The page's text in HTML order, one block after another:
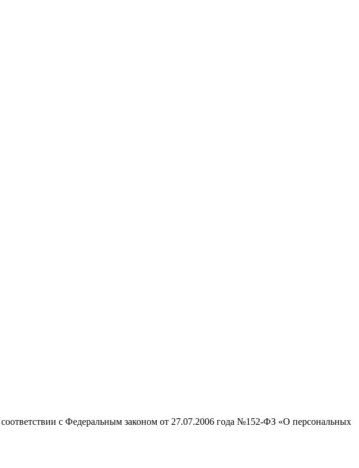
с Федеральным законом от 27.07.2006 года №152-ФЗ «О персональных